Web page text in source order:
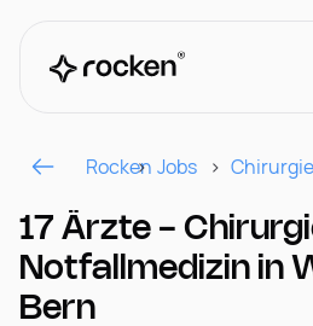
Für Arbeitgeber
Kontakt
Rocken Jobs
17 Ärzte -
Notfallmedizin in
Bern